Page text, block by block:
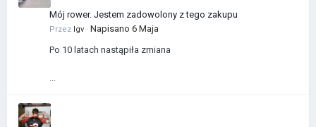
Mój rower. Jestem zadowolony z tego zakupu
Przez Igv · Napisano 6 Maja
Po 10 latach nastąpiła zmiana